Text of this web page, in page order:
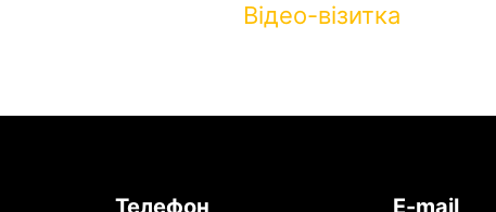
Відео-візитка
Телефон E-mail